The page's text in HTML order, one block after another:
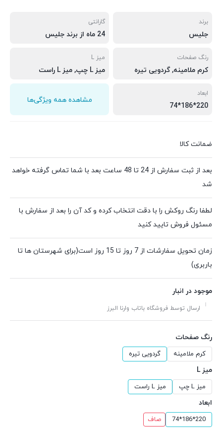
برند
جلیس
گارانتی
24 ماه از برند جلیس
رنگ صفحات
کرم ملامینه, گردویی تیره
میز L
میز L چپ, میز L راست
ابعاد
220*186*74
مشاهده همه ویژگی‌ها
ضمانت کالا
بعد از ثبت سفارش از 24 تا 48 ساعت بعد با شما تماس گرفته خواهد
شد
لطفا رنگ روکش را با دقت انتخاب کرده و کد آن را بعد از سفارش با
مسئول فروش تایید کنید
زمان تحویل سفارشات از 7 روز تا 15 روز است(برای شهرستان ها تا
باربری)
موجود در انبار
ارسال توسط فروشگاه باتاب وارنا البرز
رنگ صفحات
کرم ملامینه گردویی تیره
میز L
میز L چپ میز L راست
ابعاد
220*186*74 صاف